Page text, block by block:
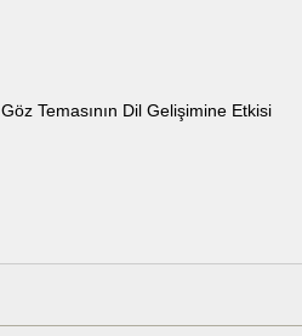
Göz Temasının Dil Gelişimine Etkisi